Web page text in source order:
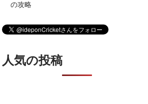
の攻略
人気の投稿